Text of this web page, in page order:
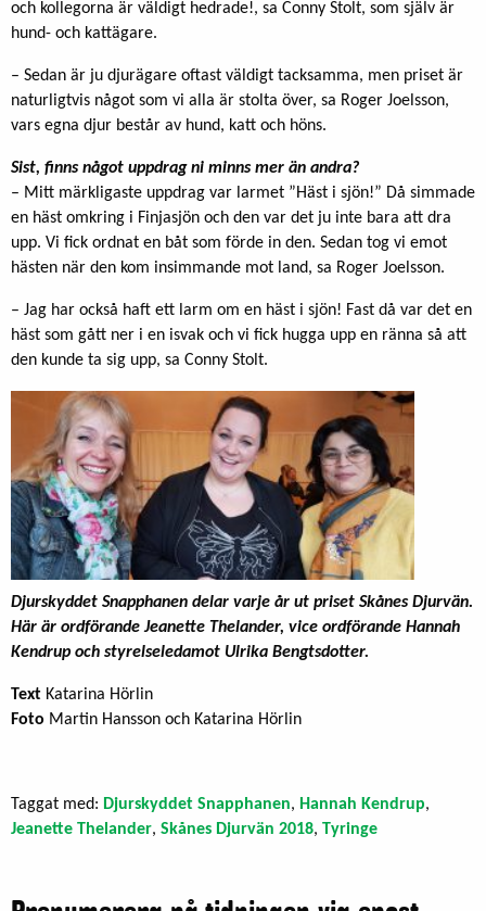
och kollegorna är väldigt hedrade!, sa Conny Stolt, som själv är
hund- och kattägare.
– Sedan är ju djurägare oftast väldigt tacksamma, men priset är
naturligtvis något som vi alla är stolta över, sa Roger Joelsson,
vars egna djur består av hund, katt och höns.
Sist, finns något uppdrag ni minns mer än andra?
– Mitt märkligaste uppdrag var larmet ”Häst i sjön!” Då simmade
en häst omkring i Finjasjön och den var det ju inte bara att dra
upp. Vi fick ordnat en båt som förde in den. Sedan tog vi emot
hästen när den kom insimmande mot land, sa Roger Joelsson.
– Jag har också haft ett larm om en häst i sjön! Fast då var det en
häst som gått ner i en isvak och vi fick hugga upp en ränna så att
den kunde ta sig upp, sa Conny Stolt.
Djurskyddet Snapphanen delar varje år ut priset Skånes Djurvän.
Här är ordförande Jeanette Thelander, vice ordförande Hannah
Kendrup och styrelseledamot Ulrika Bengtsdotter.
Text Katarina Hörlin
Foto Martin Hansson och Katarina Hörlin
Taggat med: Djurskyddet Snapphanen, Hannah Kendrup,
Jeanette Thelander, Skånes Djurvän 2018, Tyringe